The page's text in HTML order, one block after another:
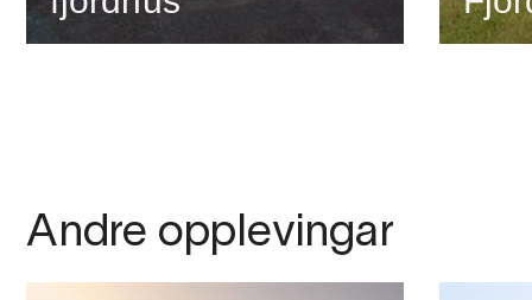
Andre opplevingar